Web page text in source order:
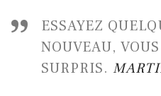
ESSAYEZ
NOUVEAU,
SURPRIS.